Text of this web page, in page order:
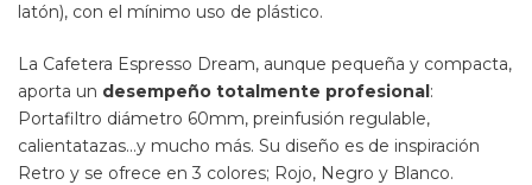
latón), con el mínimo uso de plástico.
La Cafetera Espresso Dream, aunque pequeña y compacta,
aporta un desempeño totalmente profesional:
Portafiltro diámetro 60mm, preinfusión regulable,
calientatazas…y mucho más. Su diseño es de inspiración
Retro y se ofrece en 3 colores; Rojo, Negro y Blanco.